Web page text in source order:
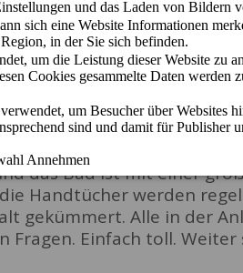
mit bester Lage zum
um sich zu
die mit dem
das Bad ist mit einer
Handtücher werden
gekümmert. Alle in der
Einfach toll.